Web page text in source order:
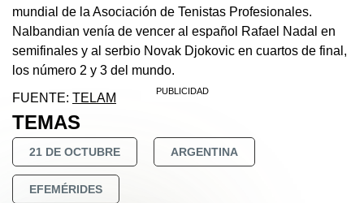
mundial de la Asociación de Tenistas Profesionales.
Nalbandian venía de vencer al español Rafael Nadal en
semifinales y al serbio Novak Djokovic en cuartos de final,
los número 2 y 3 del mundo.
FUENTE: TELAM
TEMAS
21 DE OCTUBRE ARGENTINA
EFEMÉRIDES